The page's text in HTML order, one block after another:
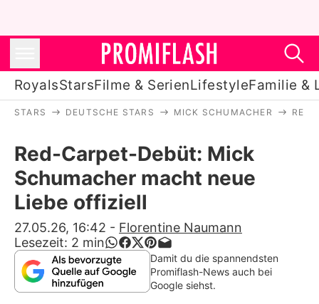
RoyalsStarsFilme & SerienLifestyleFamilie &
Stars
Filme & Serien
Lifestyle
Familie & Liebe
Promiflash Exklusiv
STARS DEUTSCHE STARS MICK SCHUMACHER RED-
Red-Carpet-Debüt: Mick
Schumacher macht neue
Liebe offiziell
27.05.26, 16:42 - Florentine Naumann
Lesezeit: 2 min
Damit du die spannendsten
Promiflash-News auch bei
Google siehst.